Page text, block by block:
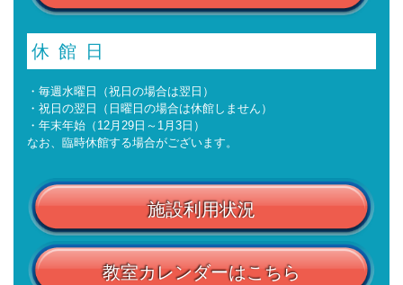
休館日
・毎週水曜日（祝日の場合は翌日）
・祝日の翌日（日曜日の場合は休館しません）
・年末年始（12月29日～1月3日）
なお、臨時休館する場合がございます。
施設利用状況
教室カレンダーはこちら